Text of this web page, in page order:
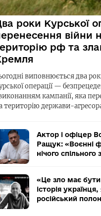
роки Курської
війни
рф та
виповнюється два
операції —
кампанії, яка
територію держави-
Актор і офіцер
Ращук: «Воєнні
нічого спільного
«Це зло має
історія
російський полон